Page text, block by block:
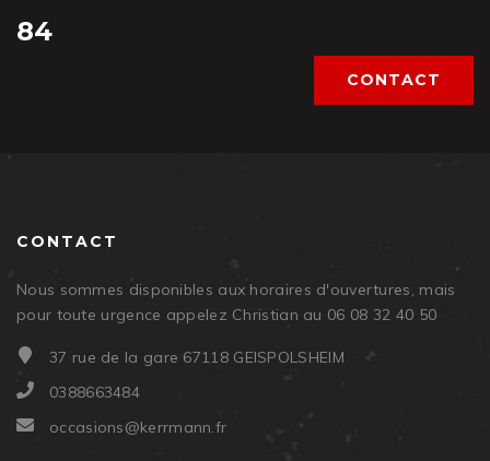
84
CONTACT
CONTACT
Nous sommes disponibles aux horaires d'ouvertures, mais
pour toute urgence appelez Christian au 06 08 32 40 50
37 rue de la gare 67118 GEISPOLSHEIM
0388663484
occasions@kerrmann.fr